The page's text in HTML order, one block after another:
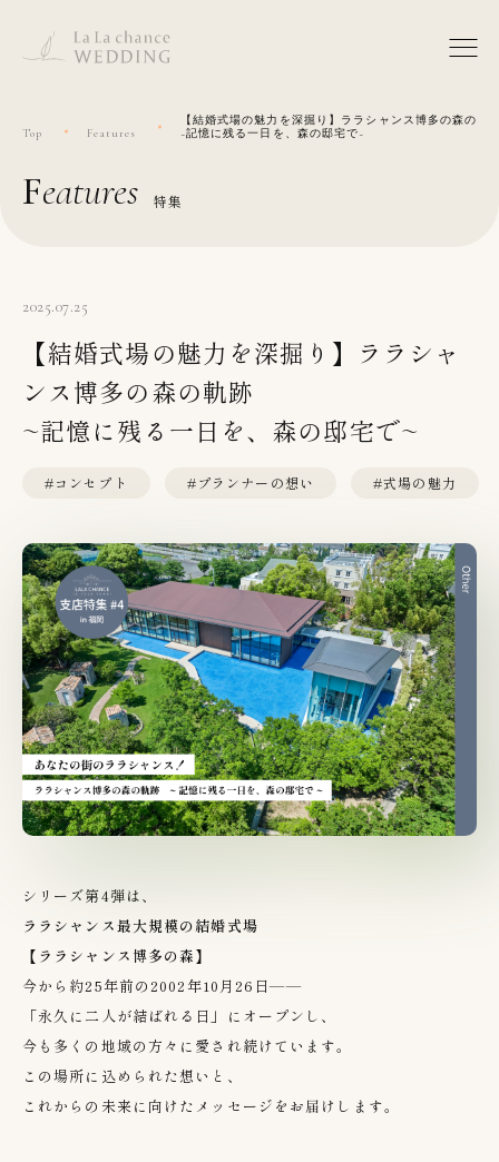
Top Features
【結婚式場の魅力を深掘り】ララシャンス博多の森の軌
~記憶に残る一日を、森の邸宅で~
features 特集
2025.07.25
【結婚式場の魅力を深掘り】ララシャ
ンス博多の森の軌跡
~記憶に残る一日を、森の邸宅で~
#コンセプト #プランナーの想い #式場の魅力
シリーズ第4弾は、
ララシャンス最大規模の結婚式場
【ララシャンス博多の森】
今から約25年前の2002年10月26日——
「永久に二人が結ばれる日」にオープンし、
今も多くの地域の方々に愛され続けています。
この場所に込められた想いと、
これからの未来に向けたメッセージをお届けします。